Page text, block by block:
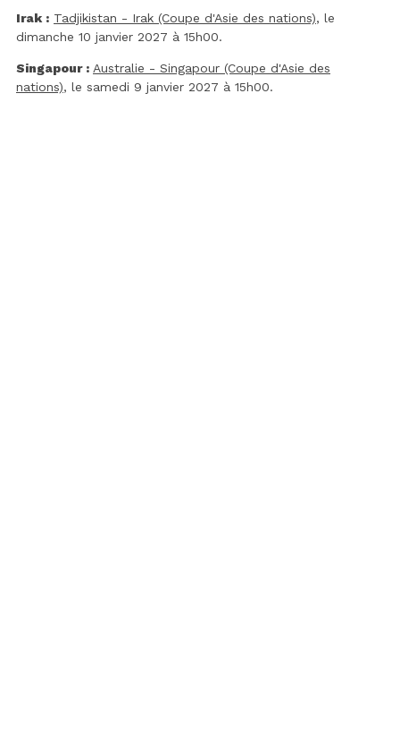
Irak : Tadjikistan - Irak (Coupe d'Asie des nations), le
dimanche 10 janvier 2027 à 15h00.
Singapour : Australie - Singapour (Coupe d'Asie des
nations), le samedi 9 janvier 2027 à 15h00.